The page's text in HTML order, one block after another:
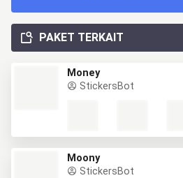
PAKET TERKAIT
Money
StickersBot
Moony
StickersBot